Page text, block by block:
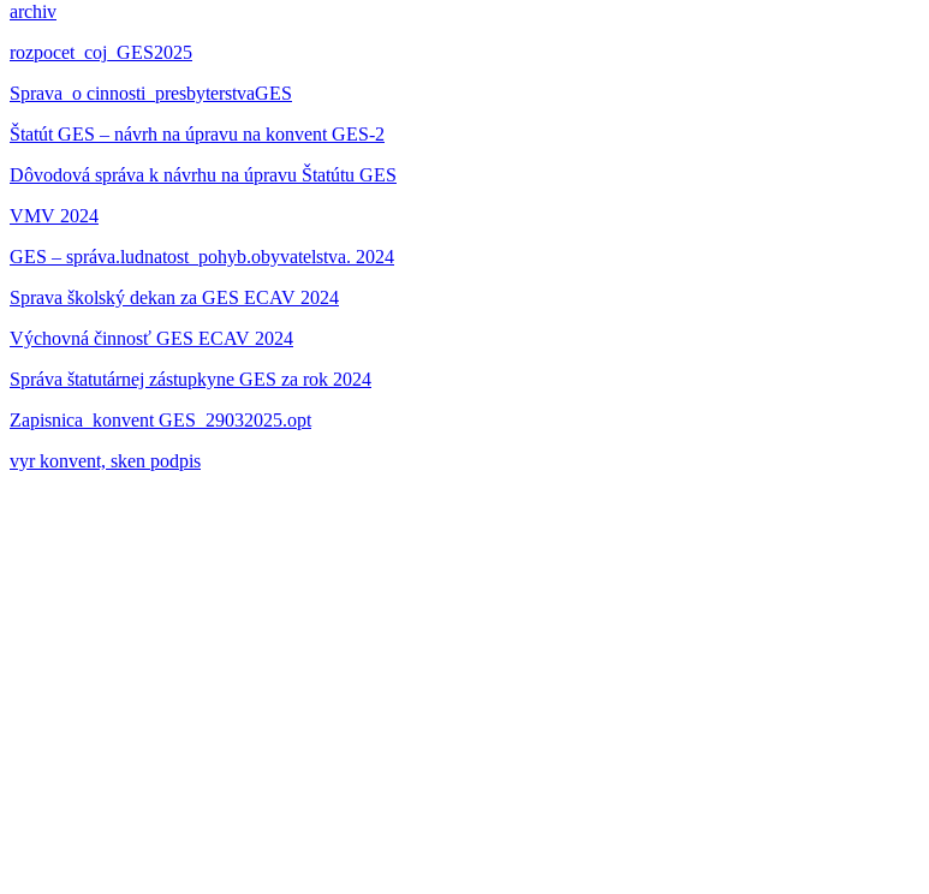
archiv
rozpocet_coj_GES2025
Sprava_o cinnosti_presbyterstvaGES
Štatút GES – návrh na úpravu na konvent GES-2
Dôvodová správa k návrhu na úpravu Štatútu GES
VMV 2024
GES – správa.ludnatost_pohyb.obyvatelstva. 2024
Sprava školský dekan za GES ECAV 2024
Výchovná činnosť GES ECAV 2024
Správa štatutárnej zástupkyne GES za rok 2024
Zapisnica_konvent GES_29032025.opt
vyr konvent, sken podpis